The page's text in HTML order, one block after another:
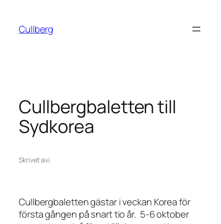
innehåll
Cullberg
Cullbergbaletten till
Sydkorea
Skrivet avi
Cullbergbaletten gästar i veckan Korea för
första gången på snart tio år. 5-6 oktober